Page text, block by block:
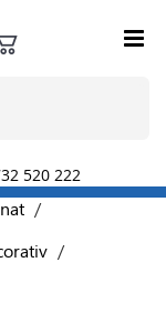
520 222
/
/